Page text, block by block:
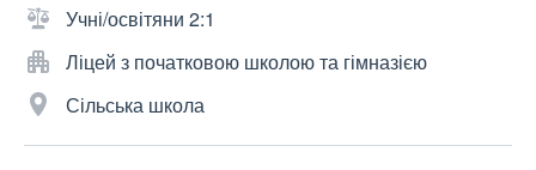
Учні/освітяни 2:1
Ліцей з початковою школою та гімназією
Сільська школа